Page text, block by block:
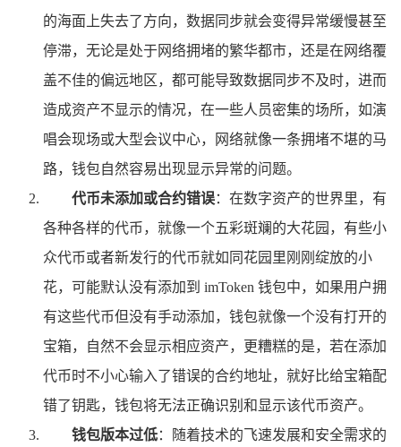
的海面上失去了方向，数据同步就会变得异常缓慢甚至
停滞，无论是处于网络拥堵的繁华都市，还是在网络覆
盖不佳的偏远地区，都可能导致数据同步不及时，进而
造成资产不显示的情况，在一些人员密集的场所，如演
唱会现场或大型会议中心，网络就像一条拥堵不堪的马
路，钱包自然容易出现显示异常的问题。
代币未添加或合约错误：在数字资产的世界里，有
各种各样的代币，就像一个五彩斑斓的大花园，有些小
众代币或者新发行的代币就如同花园里刚刚绽放的小
花，可能默认没有添加到 imToken 钱包中，如果用户拥
有这些代币但没有手动添加，钱包就像一个没有打开的
宝箱，自然不会显示相应资产，更糟糕的是，若在添加
代币时不小心输入了错误的合约地址，就好比给宝箱配
错了钥匙，钱包将无法正确识别和显示该代币资产。
钱包版本过低：随着技术的飞速发展和安全需求的